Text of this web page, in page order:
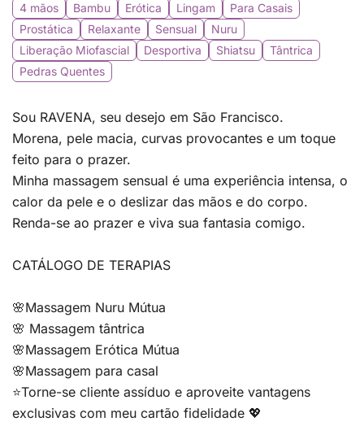
4 mãos Bambu Erótica Lingam
Para Casais
Prostática
Relaxante Sensual
Nuru
Liberação Miofascial
Desportiva Shiatsu
Tântrica
Pedras Quentes
Sou RAVENA, seu desejo em São Francisco.
Morena, pele macia, curvas provocantes e um toque
feito para o prazer.
Minha massagem sensual é uma experiência intensa, o
calor da pele e o deslizar das mãos e do corpo.
Renda-se ao prazer e viva sua fantasia comigo.
CATÁLOGO DE TERAPIAS
🌸Massagem Nuru Mútua
🌸 Massagem tântrica
🌸Massagem Erótica Mútua
🌸Massagem para casal
⭐️Torne-se cliente assíduo e aproveite vantagens
exclusivas com meu cartão fidelidade 💖